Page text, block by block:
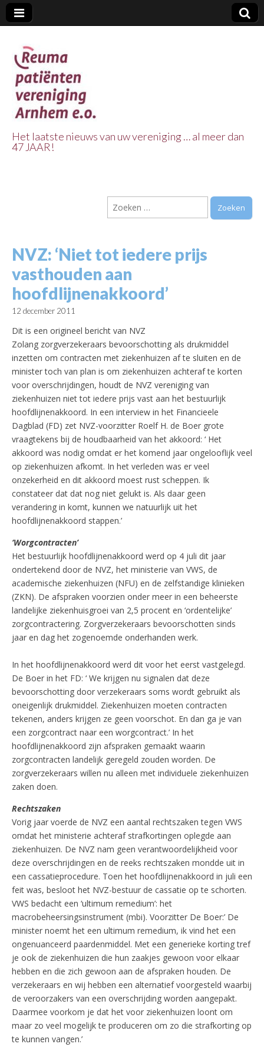
Vereniging
Arnhem e.o.
Het laatste nieuws van uw vereniging … al meer dan
47 JAAR!
Zoeken
naar:
NVZ: ‘Niet tot iedere prijs
vasthouden aan
hoofdlijnenakkoord’
12 december 2011
Dit is een origineel bericht van NVZ
Zolang zorgverzekeraars bevoorschotting als drukmiddel
inzetten om contracten met ziekenhuizen af te sluiten en de
minister toch van plan is om ziekenhuizen achteraf te korten
voor overschrijdingen, houdt de NVZ vereniging van
ziekenhuizen niet tot iedere prijs vast aan het bestuurlijk
hoofdlijnenakkoord. In een interview in het Financieele
Dagblad (FD) zet NVZ-voorzitter Roelf H. de Boer grote
vraagtekens bij de houdbaarheid van het akkoord: ‘ Het
akkoord was nodig omdat er het komend jaar ongelooflijk veel
op ziekenhuizen afkomt. In het verleden was er veel
onzekerheid en dit akkoord moest rust scheppen. Ik
constateer dat dat nog niet gelukt is. Als daar geen
verandering in komt, kunnen we natuurlijk uit het
hoofdlijnenakkoord stappen.’
‘Worgcontracten’
Het bestuurlijk hoofdlijnenakkoord werd op 4 juli dit jaar
ondertekend door de NVZ, het ministerie van VWS, de
academische ziekenhuizen (NFU) en de zelfstandige klinieken
(ZKN). De afspraken voorzien onder meer in een beheerste
landelijke ziekenhuisgroei van 2,5 procent en ‘ordentelijke’
zorgcontractering. Zorgverzekeraars bevoorschotten sinds
jaar en dag het zogenoemde onderhanden werk.
In het hoofdlijnenakkoord werd dit voor het eerst vastgelegd.
De Boer in het FD: ‘ We krijgen nu signalen dat deze
bevoorschotting door verzekeraars soms wordt gebruikt als
oneigenlijk drukmiddel. Ziekenhuizen moeten contracten
tekenen, anders krijgen ze geen voorschot. En dan ga je van
een zorgcontract naar een worgcontract.’ In het
hoofdlijnenakkoord zijn afspraken gemaakt waarin
zorgcontracten landelijk geregeld zouden worden. De
zorgverzekeraars willen nu alleen met individuele ziekenhuizen
zaken doen.
Rechtszaken
Vorig jaar voerde de NVZ een aantal rechtszaken tegen VWS
omdat het ministerie achteraf strafkortingen oplegde aan
ziekenhuizen. De NVZ nam geen verantwoordelijkheid voor
deze overschrijdingen en de reeks rechtszaken mondde uit in
een cassatieprocedure. Toen het hoofdlijnenakkoord in juli een
feit was, besloot het NVZ-bestuur de cassatie op te schorten.
VWS bedacht een ‘ultimum remedium’: het
macrobeheersingsinstrument (mbi). Voorzitter De Boer:’ De
minister noemt het een ultimum remedium, ik vind het een
ongenuanceerd paardenmiddel. Met een generieke korting tref
je ook de ziekenhuizen die hun zaakjes gewoon voor elkaar
hebben en die zich gewoon aan de afspraken houden. De
verzekeraars en wij hebben een alternatief voorgesteld waarbij
de veroorzakers van een overschrijding worden aangepakt.
Daarmee voorkom je dat het voor ziekenhuizen loont om
maar zo veel mogelijk te produceren om zo die strafkorting op
te kunnen vangen.’